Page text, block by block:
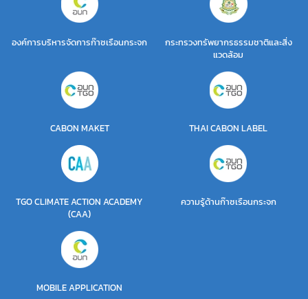
องค์การบริหารจัดการก๊าซเรือนกระจก
กระทรวงทรัพยากรธรรมชาติและสิ่ง
แวดล้อม
CABON MAKET THAI CABON LABEL
TGO CLIMATE ACTION ACADEMY
(CAA)
ความรู้ด้านก๊าซเรือนกระจก
MOBILE APPLICATION